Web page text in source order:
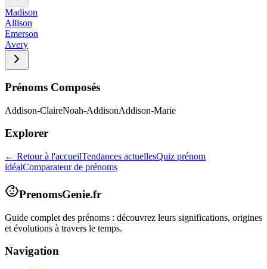
Madison
Allison
Emerson
Avery
Prénoms Composés
Addison-ClaireNoah-AddisonAddison-Marie
Explorer
← Retour à l'accueilTendances actuellesQuiz prénom
idéalComparateur de prénoms
PrenomsGenie.fr
Guide complet des prénoms : découvrez leurs significations, origines
et évolutions à travers le temps.
Navigation